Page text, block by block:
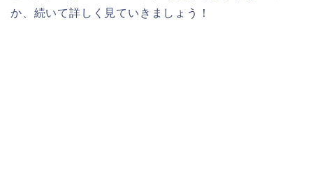
か、続いて詳しく見ていきましょう！